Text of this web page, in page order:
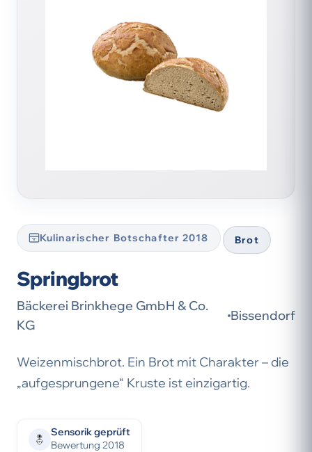
Kulinarischer Botschafter 2018 Brot
Springbrot
Bäckerei Brinkhege GmbH & Co.
KG
Bissendorf
Weizenmischbrot. Ein Brot mit Charakter – die
„aufgesprungene“ Kruste ist einzigartig.
Sensorik geprüft
Bewertung 2018